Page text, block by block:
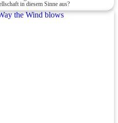
in diesem Sinne aus?